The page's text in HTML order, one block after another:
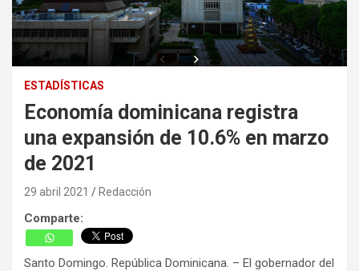
ESTADÍSTICAS
Economía dominicana registra
una expansión de 10.6% en marzo
de 2021
29 abril 2021 Redacción
Comparte:
Santo Domingo. República Dominicana. – El gobernador del